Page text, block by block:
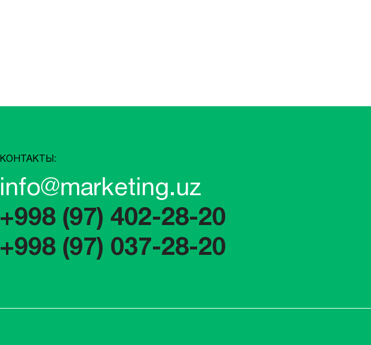
КОНТАКТЫ:
info@marketing.uz
+998 (97) 402-28-20
+998 (97) 037-28-20